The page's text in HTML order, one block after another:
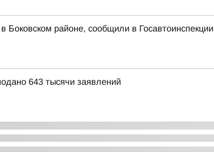
Боковском районе, сообщили в
643 тысячи заявлений